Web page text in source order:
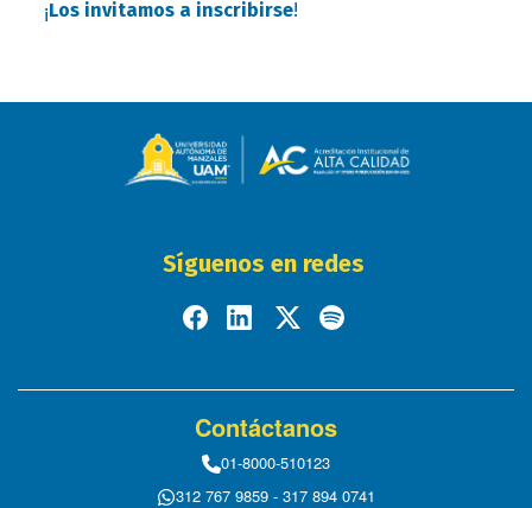
¡Los invitamos a inscribirse!
Síguenos en redes
Contáctanos
01-8000-510123
312 767 9859 - 317 894 0741